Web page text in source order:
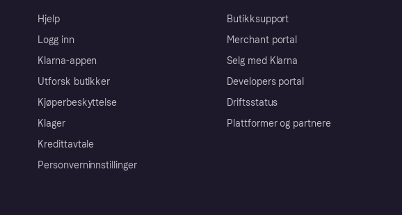
Hjelp
Logg inn
Klarna-appen
Utforsk butikker
Kjøperbeskyttelse
Klager
Kredittavtale
Personverninnstillinger
Butikksupport
Merchant portal
Selg med Klarna
Developers portal
Driftsstatus
Plattformer og partnere